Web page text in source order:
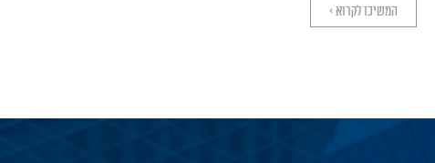
המשיכו לקרוא >